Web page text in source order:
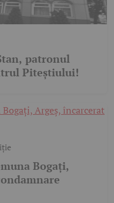
patronul
Piteștiului!
Bogați,